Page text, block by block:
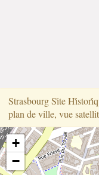
Strasbourg Si̇̇te
plan de ville, vue
+
−